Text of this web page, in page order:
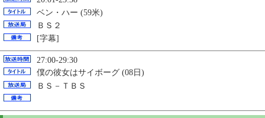
ベン・ハー (59米)
ＢＳ２
[字幕]
27:00-29:30
僕の彼女はサイボーグ (08日)
ＢＳ－ＴＢＳ